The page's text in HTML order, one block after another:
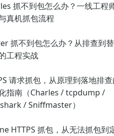
抓不到包怎么办？一线工程
真机抓包流程
抓不到包怎么办？从排查到
工程实战
请求抓包，从原理到落地排
指南（Charles / tcpdump /
/ Sniffmaster）
HTTPS 抓包，从无法抓包到